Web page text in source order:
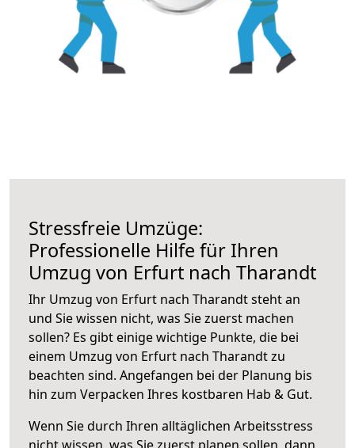
Stressfreie Umzüge:
Professionelle Hilfe für Ihren
Umzug von Erfurt nach Tharandt
Ihr Umzug von Erfurt nach Tharandt steht an
und Sie wissen nicht, was Sie zuerst machen
sollen? Es gibt einige wichtige Punkte, die bei
einem Umzug von Erfurt nach Tharandt zu
beachten sind. Angefangen bei der Planung bis
hin zum Verpacken Ihres kostbaren Hab & Gut.
Wenn Sie durch Ihren alltäglichen Arbeitsstress